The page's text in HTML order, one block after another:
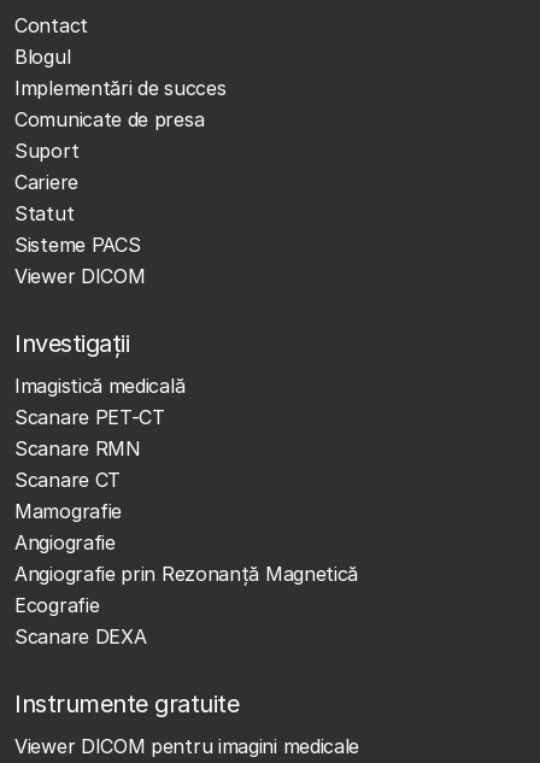
Contact
Blogul
Implementări de succes
Comunicate de presa
Suport
Cariere
Statut
Sisteme PACS
Viewer DICOM
Investigații
Imagistică medicală
Scanare PET-CT
Scanare RMN
Scanare CT
Mamografie
Angiografie
Angiografie prin Rezonanță Magnetică
Ecografie
Scanare DEXA
Instrumente gratuite
Viewer DICOM pentru imagini medicale